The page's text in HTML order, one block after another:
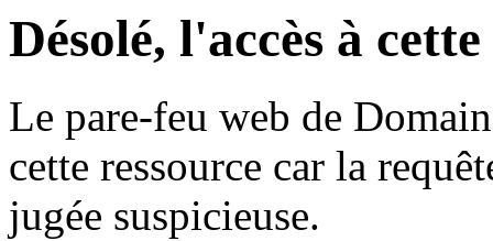
Désolé, l'accès à
Le pare-feu web de
cette ressource car la
jugée suspicieuse.